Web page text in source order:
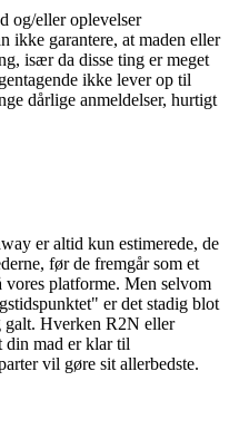
og/eller oplevelser
ikke garantere, at maden eller
især da disse ting er meget
ikke lever op til
dårlige anmeldelser, hurtigt
er altid kun estimerede, de
før de fremgår som et
platforme. Men selvom
er det stadig blot
galt. Hverken R2N eller
din mad er klar til
vil gøre sit allerbedste.